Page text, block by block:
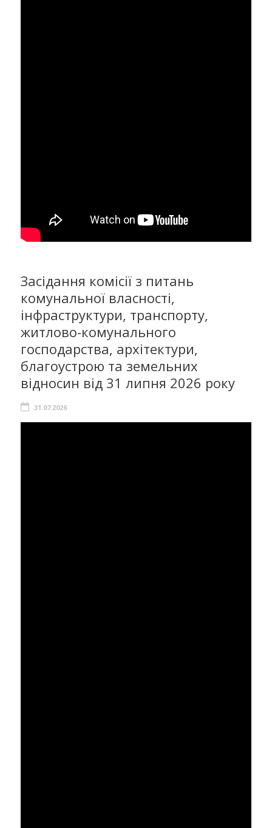
Засідання комісії з питань
комунальної власності,
інфраструктури, транспорту,
житлово-комунального
господарства, архітектури,
благоустрою та земельних
відносин від 31 липня 2026 року
31.07.2026